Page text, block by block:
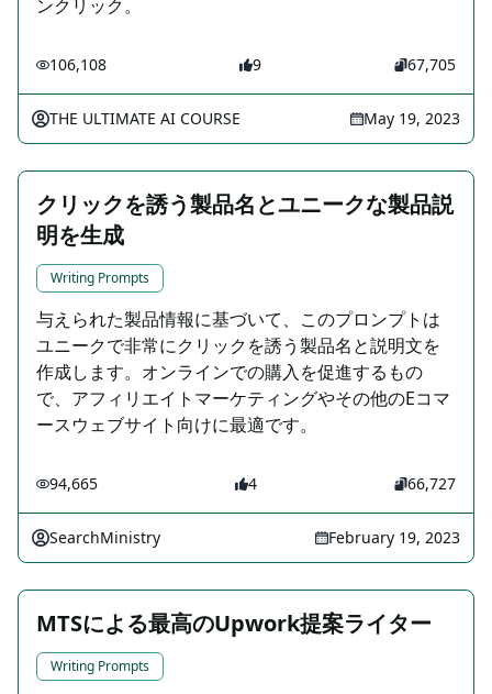
ンクリック。
106,108 9 67,705
THE ULTIMATE AI COURSE May 19, 2023
クリックを誘う製品名とユニークな製品説
明を生成
Writing Prompts
与えられた製品情報に基づいて、このプロンプトは
ユニークで非常にクリックを誘う製品名と説明文を
作成します。オンラインでの購入を促進するもの
で、アフィリエイトマーケティングやその他のEコマ
ースウェブサイト向けに最適です。
94,665 4 66,727
SearchMinistry February 19, 2023
MTSによる最高のUpwork提案ライター
Writing Prompts